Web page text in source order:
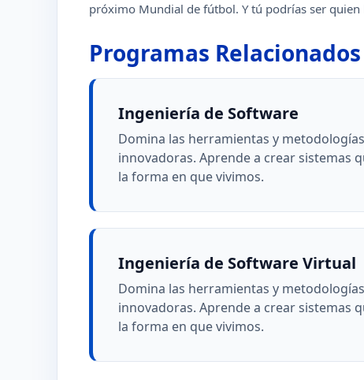
próximo Mundial de fútbol. Y tú podrías ser quien
Programas Relacionados
Ingeniería de Software
Domina las herramientas y
innovadoras. Aprende a crear sistemas
la forma en que vivimos.
Ingeniería de Software Virtual
Domina las herramientas y
innovadoras. Aprende a crear sistemas
la forma en que vivimos.